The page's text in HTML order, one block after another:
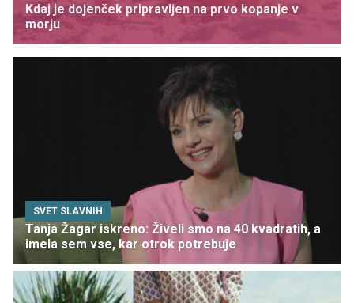
Kdaj je dojenček pripravljen na prvo kopanje v
morju
SVET SLAVNIH
Tanja Žagar iskreno: Živeli smo na 40 kvadratih, a
imela sem vse, kar otrok potrebuje